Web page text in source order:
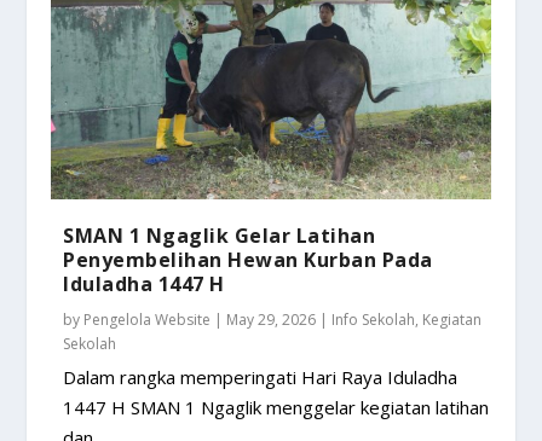
SMAN 1 Ngaglik Gelar Latihan
Penyembelihan Hewan Kurban Pada
Iduladha 1447 H
by Pengelola Website May 29, 2026 Info Sekolah, Kegiatan
Sekolah
Dalam rangka memperingati Hari Raya Iduladha
1447 H SMAN 1 Ngaglik menggelar kegiatan latihan